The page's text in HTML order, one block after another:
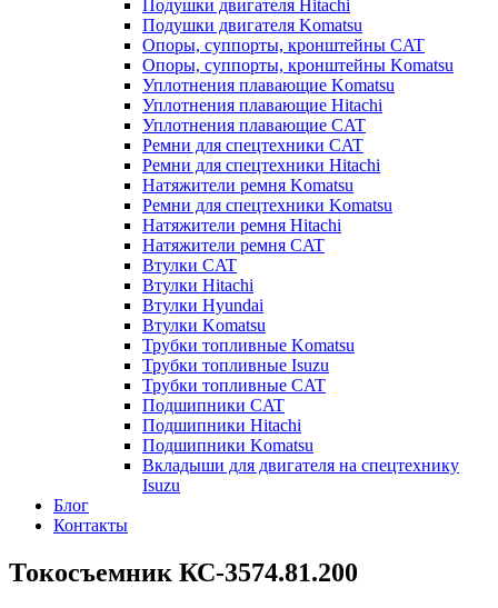
Подушки двигателя Hitachi
Подушки двигателя Komatsu
Опоры, суппорты, кронштейны CAT
Опоры, суппорты, кронштейны Komatsu
Уплотнения плавающие Komatsu
Уплотнения плавающие Hitachi
Уплотнения плавающие CAT
Ремни для спецтехники CAT
Ремни для спецтехники Hitachi
Натяжители ремня Komatsu
Ремни для спецтехники Komatsu
Натяжители ремня Hitachi
Натяжители ремня CAT
Втулки CAT
Втулки Hitachi
Втулки Hyundai
Втулки Komatsu
Трубки топливные Komatsu
Трубки топливные Isuzu
Трубки топливные CAT
Подшипники CAT
Подшипники Hitachi
Подшипники Komatsu
Вкладыши для двигателя на спецтехнику
Isuzu
Блог
Контакты
Токосъемник КС-3574.81.200